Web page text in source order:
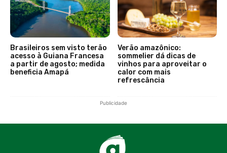
Brasileiros sem visto terão
acesso à Guiana Francesa
a partir de agosto; medida
beneficia Amapá
Verão amazônico:
sommelier dá dicas de
vinhos para aproveitar o
calor com mais
refrescância
Publicidade